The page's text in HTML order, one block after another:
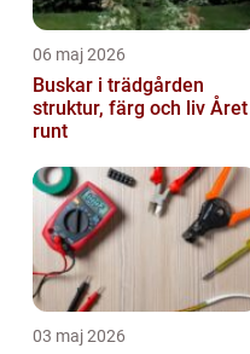
06 maj 2026
Buskar i trädgården
struktur, färg och liv Året
runt
03 maj 2026